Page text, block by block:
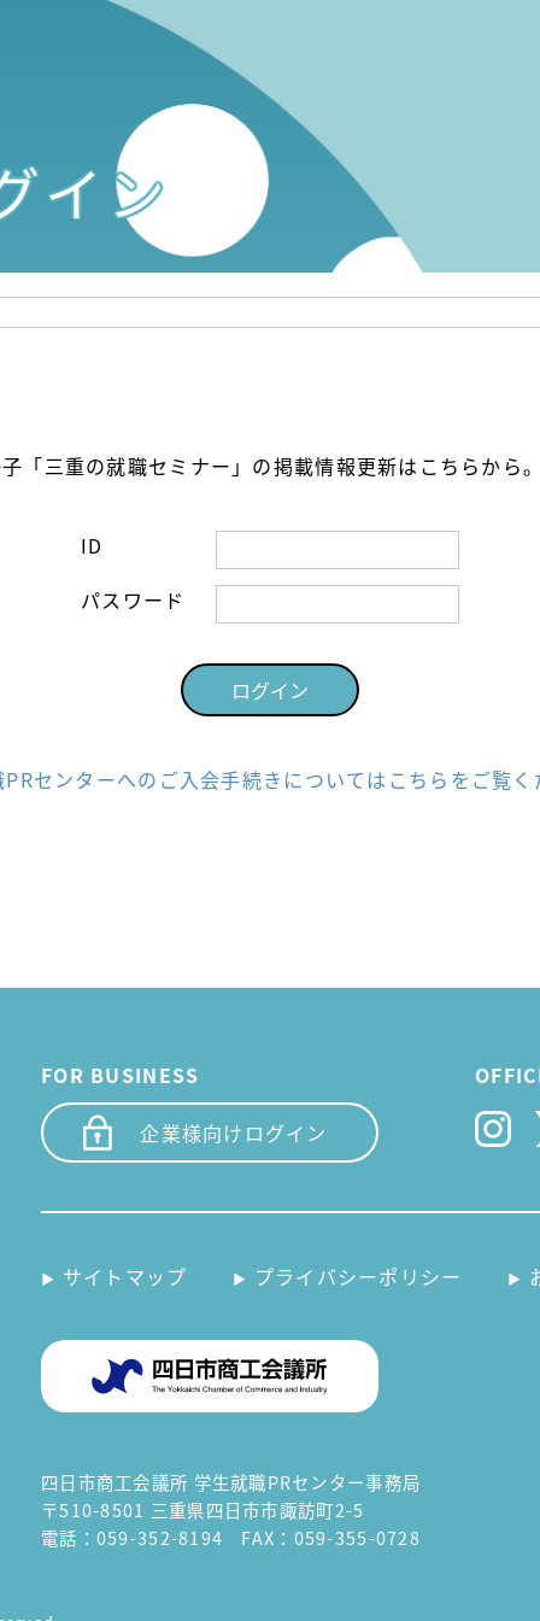
イン
「三重の就職セミナー」の掲載情報更新はこちらから。
ID
パスワード
センターへのご入会手続きについてはこちらをご覧く
FOR BUSINESS
企業様向けログイン
サイトマップ プライバシーポリシー
四日市商工会議所 学生就職PRセンター事務局
〒510-8501 三重県四日市市諏訪町2-5
電話：059-352-8194 FAX：059-355-0728